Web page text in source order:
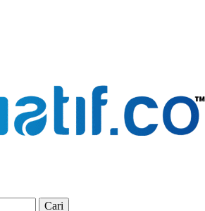
Cari